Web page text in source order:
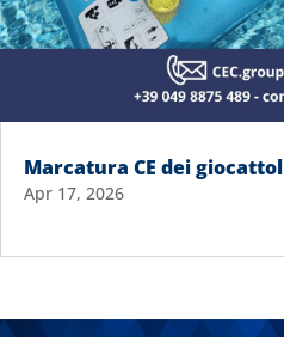
Marcatura CE dei
Apr 17, 2026